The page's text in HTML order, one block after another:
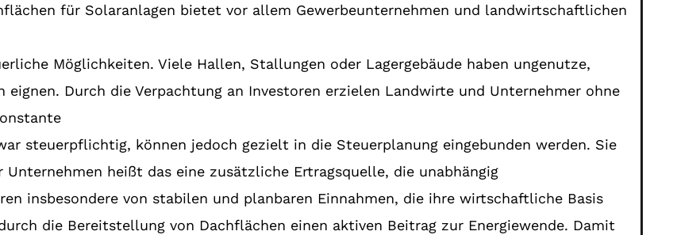
für Solaranlagen bietet vor allem Gewerbeunternehmen und landwirtschaftlichen
Möglichkeiten. Viele Hallen, Stallungen oder Lagergebäude haben ungenutze,
eignen. Durch die Verpachtung an Investoren erzielen Landwirte und Unternehmer ohne
steuerpflichtig, können jedoch gezielt in die Steuerplanung eingebunden werden. Sie
heißt das eine zusätzliche Ertragsquelle, die unabhängig
insbesondere von stabilen und planbaren Einnahmen, die ihre wirtschaftliche Basis
die Bereitstellung von Dachflächen einen aktiven Beitrag zur Energiewende. Damit